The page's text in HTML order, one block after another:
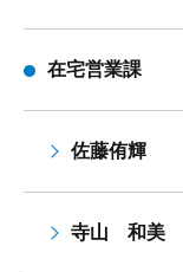
在宅営業課
佐藤侑輝
寺山 和美